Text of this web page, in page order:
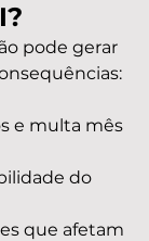
pode gerar
e multa mês
do
que afetam